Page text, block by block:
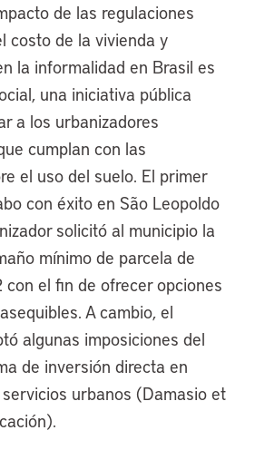
de las regulaciones
costo de la vivienda y
la informalidad en Brasil es
una iniciativa pública
a los urbanizadores
cumplan con las
el uso del suelo. El primer
con éxito en São Leopoldo
solicitó al municipio la
mínimo de parcela de
el fin de ofrecer opciones
A cambio, el
algunas imposiciones del
de inversión directa en
urbanos (Damasio et